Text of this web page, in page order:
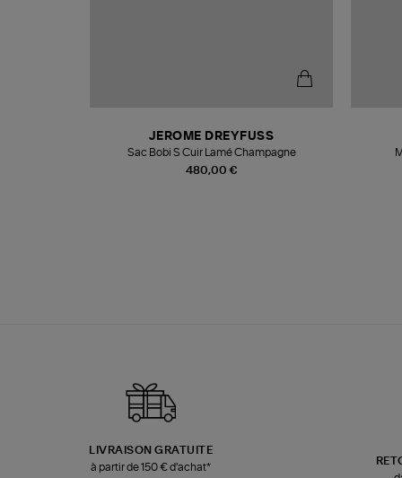
480,00 €
JEROME DREYFUSS
Sac Bobi S Cuir Lamé Champagne
LIVRAISON GRATUITE
à partir de 150 € d'achat*